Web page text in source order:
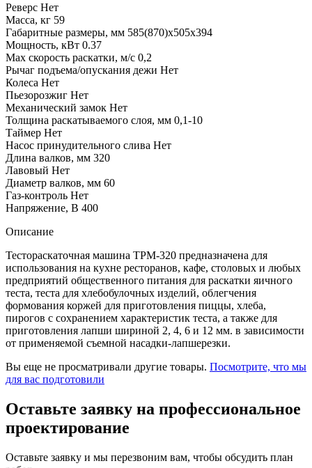
Реверс Нет
Масса, кг 59
Габаритные размеры, мм 585(870)х505х394
Мощность, кВт 0.37
Max скорость раскатки, м/с 0,2
Рычаг подъема/опускания дежи Нет
Колеса Нет
Пьезорозжиг Нет
Механический замок Нет
Толщина раскатываемого слоя, мм 0,1-10
Таймер Нет
Насос принудительного слива Нет
Длина валков, мм 320
Лавовый Нет
Диаметр валков, мм 60
Газ-контроль Нет
Напряжение, В 400
Описание
Тестораскаточная машина ТРМ-320 предназначена для
использования на кухне ресторанов, кафе, столовых и любых
предприятий общественного питания для раскатки яичного
теста, теста для хлебобулочных изделий, облегчения
формования коржей для приготовления пиццы, хлеба,
пирогов с сохранением характеристик теста, а также для
приготовления лапши шириной 2, 4, 6 и 12 мм. в зависимости
от применяемой съемной насадки-лапшерезки.
Вы еще не просматривали другие товары. Посмотрите, что мы
для вас подготовили
Оставьте заявку на профессиональное
проектирование
Оставьте заявку и мы перезвоним вам, чтобы обсудить план